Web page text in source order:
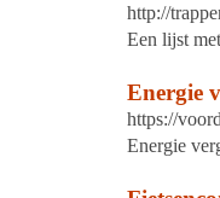
http://
Een lijst
Energie
https://
Energie